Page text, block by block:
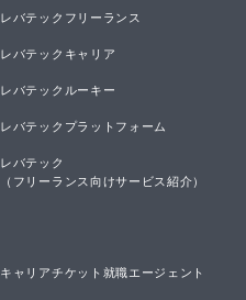
レバテックフリーランス
レバテックキャリア
レバテックルーキー
レバテックプラットフォーム
レバテック
（フリーランス向けサービス紹介）
キャリアチケット就職エージェント